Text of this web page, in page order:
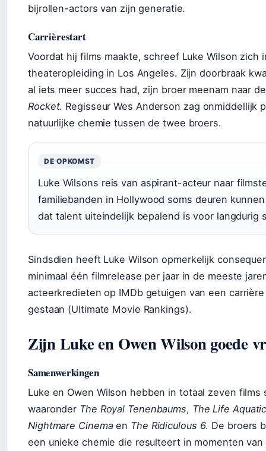
bijrollen-actors van zijn generatie.
Carrièrestart
Voordat hij films maakte, schreef Luke Wilson zich
theateropleiding in Los Angeles. Zijn doorbraak
al iets meer succes had, zijn broer meenam naar
Rocket. Regisseur Wes Anderson zag onmiddellijk
natuurlijke chemie tussen de twee broers.
DE OPKOMST
Luke Wilsons reis van aspirant-acteur naar
familiebanden in Hollywood soms deuren
dat talent uiteindelijk bepalend is voor langdurig
Sindsdien heeft Luke Wilson opmerkelijk
minimaal één filmrelease per jaar in de meeste
acteerkredieten op IMDb getuigen van een
gestaan (Ultimate Movie Rankings).
Zijn Luke en Owen Wilson goede
Samenwerkingen
Luke en Owen Wilson hebben in totaal zeven films
waaronder The Royal Tenenbaums, The Life
Nightmare Cinemaen The Ridiculous 6. De broers
een unieke chemie die resulteert in momenten van